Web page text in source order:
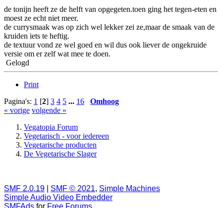
de tonijn heeft ze de helft van opgegeten.toen ging het tegen-eten en
moest ze echt niet meer.
de currysmaak was op zich wel lekker zei ze,maar de smaak van de
kruiden iets te heftig.
de textuur vond ze wel goed en wil dus ook liever de ongekruide
versie om er zelf wat mee te doen.
Gelogd
Print
Pagina's: 1 [2] 3 4 5 ... 16
Omhoog
« vorige volgende »
Vegatopia Forum
Vegetarisch - voor iedereen
Vegetarische producten
De Vegetarische Slager
SMF 2.0.19 SMF © 2021, Simple Machines
Simple Audio Video Embedder
SMFAds for Free Forums